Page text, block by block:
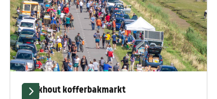
Wrakhout kofferbakmarkt